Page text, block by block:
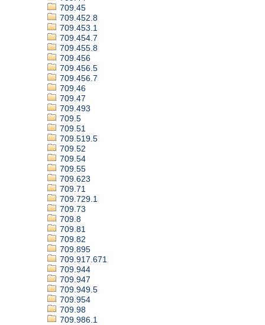
709.45
709.452.8
709.453.1
709.454.7
709.455.8
709.456
709.456.5
709.456.7
709.46
709.47
709.493
709.5
709.51
709.519.5
709.52
709.54
709.55
709.623
709.71
709.729.1
709.73
709.8
709.81
709.82
709.895
709.917.671
709.944
709.947
709.949.5
709.954
709.98
709.986.1